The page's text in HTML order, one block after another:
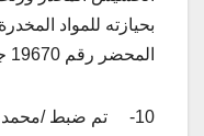
بحيازته للمواد المخدرة
المحضر رقم 19670 جنايات مركز بلقاس لسنه 2015م